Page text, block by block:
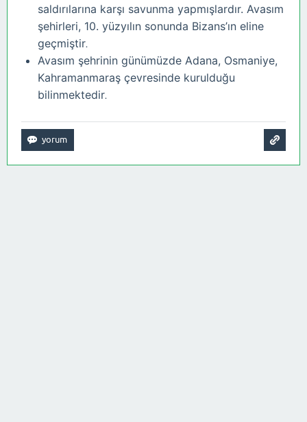
saldırılarına karşı savunma yapmışlardır. Avasım
şehirleri, 10. yüzyılın sonunda Bizans’ın eline
geçmiştir.
Avasım şehrinin günümüzde Adana, Osmaniye,
Kahramanmaraş çevresinde kurulduğu
bilinmektedir.